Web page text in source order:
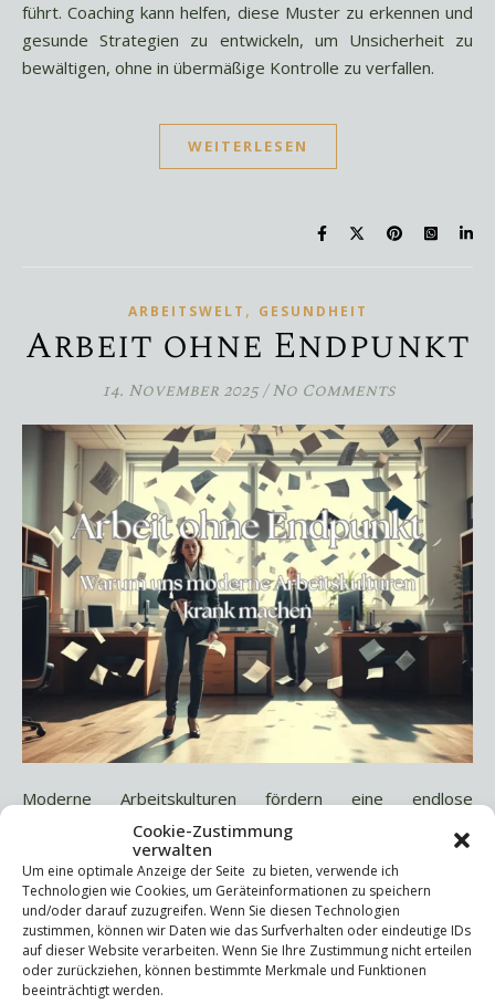
Cookie-Zustimmung
verwalten
Um eine optimale Anzeige der Seite zu bieten, verwende ich
Technologien wie Cookies, um Geräteinformationen zu speichern
und/oder darauf zuzugreifen. Wenn Sie diesen Technologien
zustimmen, können wir Daten wie das Surfverhalten oder eindeutige IDs
auf dieser Website verarbeiten. Wenn Sie Ihre Zustimmung nicht erteilen
oder zurückziehen, können bestimmte Merkmale und Funktionen
beeinträchtigt werden.
führt. Coaching kann helfen, diese Muster zu erkennen und
gesunde Strategien zu entwickeln, um Unsicherheit zu
bewältigen, ohne in übermäßige Kontrolle zu verfallen.
WEITERLESEN
ARBEITSWELT , GESUNDHEIT
Arbeit ohne Endpunkt
14. November 2025/ No Comments
Moderne Arbeitskulturen fördern eine endlose
Arbeitsweise ohne abschließende Ziele, was zu
psychischem und physischem Stress führt. Menschen
empfinden ständige Unruhe, Schlaflosigkeit und chronische
Erkrankungen aufgrund unerledigter Aufgaben. Ein klarer
Abschluss ist essenziell für Wohlbefinden, Struktur und
persönliche Rückeroberung. Coaching kann helfen, diese
Endpunkte bewusst zu setzen.